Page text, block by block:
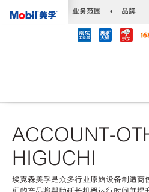
业务范围 • 品牌
ACCOUNT-
HIGUCHI
埃克森美孚是众多行业原始设备制造商